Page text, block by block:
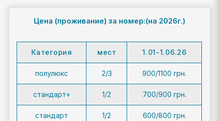
Цена (проживание) за номер:(на 2026г.)
Категория мест 1.01-1.06.26
полулюкс 2/3 900/1100 грн.
стандарт+ 1/2 700/900 грн.
стандарт 1/2 600/800 грн.